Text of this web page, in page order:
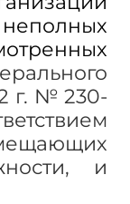
г. № 230-
и